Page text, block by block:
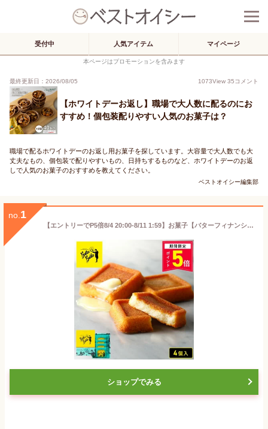
受付中 人気アイテム マイページ
本ページはプロモーションを含みます
最終更新日：2026/08/05 1073View 35コメント
【ホワイトデーお返し】職場で大人数に配るのにお
すすめ！個包装配りやすい人気のお菓子は？
職場で配るホワイトデーのお返し用お菓子を探しています。大容量で大人数でも大
丈夫なもの、個包装で配りやすいもの、日持ちするものなど、ホワイトデーのお返
しで人気のお菓子のおすすめを教えてください。
ベストオイシー編集部
no. 1
【エントリーでP5倍8/4 20:00-8/11 1:59】お菓子【バターフィナンシェ4個入】個包装 スイーツ ギフト フィナンシェ 焼き菓子 洋菓子 内祝い お祝い 出産祝い お礼 可愛い 職場 退職 菓子折り ご挨拶 東京 お土産 プレゼント バターバトラー お中元 夏ギフト 暑中見舞い
ショップでみる